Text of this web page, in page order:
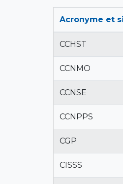
Acronyme et
CCHST
CCNMO
CCNSE
CCNPPS
CGP
CISSS